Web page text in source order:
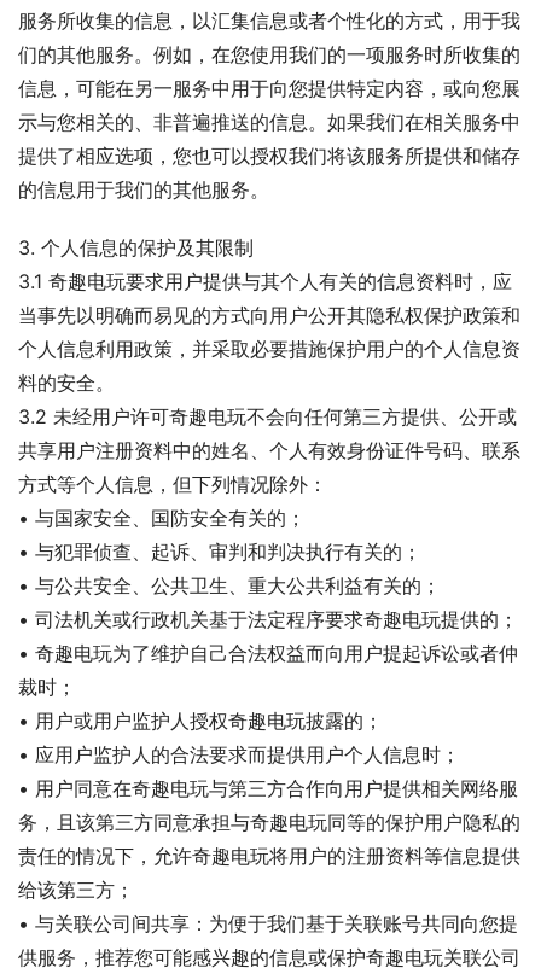
服务所收集的信息，以汇集信息或者个性化的方式，用于我
们的其他服务。例如，在您使用我们的一项服务时所收集的
信息，可能在另一服务中用于向您提供特定内容，或向您展
示与您相关的、非普遍推送的信息。如果我们在相关服务中
提供了相应选项，您也可以授权我们将该服务所提供和储存
的信息用于我们的其他服务。
3. 个人信息的保护及其限制
3.1 奇趣电玩要求用户提供与其个人有关的信息资料时，应
当事先以明确而易见的方式向用户公开其隐私权保护政策和
个人信息利用政策，并采取必要措施保护用户的个人信息资
料的安全。
3.2 未经用户许可奇趣电玩不会向任何第三方提供、公开或
共享用户注册资料中的姓名、个人有效身份证件号码、联系
方式等个人信息，但下列情况除外：
• 与国家安全、国防安全有关的；
• 与犯罪侦查、起诉、审判和判决执行有关的；
• 与公共安全、公共卫生、重大公共利益有关的；
• 司法机关或行政机关基于法定程序要求奇趣电玩提供的；
• 奇趣电玩为了维护自己合法权益而向用户提起诉讼或者仲
裁时；
• 用户或用户监护人授权奇趣电玩披露的；
• 应用户监护人的合法要求而提供用户个人信息时；
• 用户同意在奇趣电玩与第三方合作向用户提供相关网络服
务，且该第三方同意承担与奇趣电玩同等的保护用户隐私的
责任的情况下，允许奇趣电玩将用户的注册资料等信息提供
给该第三方；
• 与关联公司间共享：为便于我们基于关联账号共同向您提
供服务，推荐您可能感兴趣的信息或保护奇趣电玩关联公司